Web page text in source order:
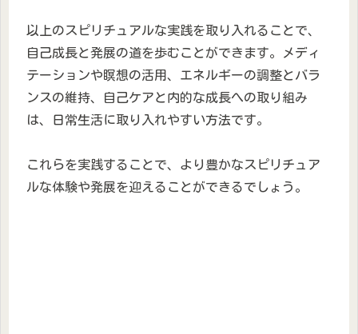
以上のスピリチュアルな実践を取り入れることで、
自己成長と発展の道を歩むことができます。メディ
テーションや瞑想の活用、エネルギーの調整とバラ
ンスの維持、自己ケアと内的な成長への取り組み
は、日常生活に取り入れやすい方法です。
これらを実践することで、より豊かなスピリチュア
ルな体験や発展を迎えることができるでしょう。